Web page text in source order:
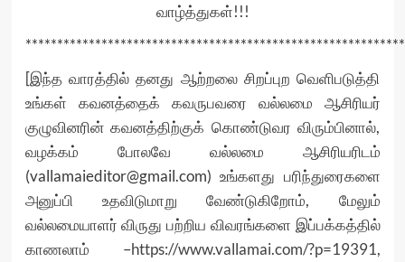
வாழ்த்துகள்!!!
[இந்த வாரத்தில் தனது ஆற்றலை சிறப்புற வெளிபடுத்தி
உங்கள் கவனத்தைக் கவருபவரை வல்லமை ஆசிரியர்
குழுவினரின் கவனத்திற்குக் கொண்டுவர விரும்பினால்,
வழக்கம் போலவே வல்லமை ஆசிரியரிடம்
(vallamaieditor@gmail.com) உங்களது பரிந்துரைகளை
அனுப்பி உதவிடுமாறு வேண்டுகிறோம், மேலும்
வல்லமையாளர் விருது பற்றிய விவரங்களை இப்பக்கத்தில்
காணலாம் –https://www.vallamai.com/?p=19391,